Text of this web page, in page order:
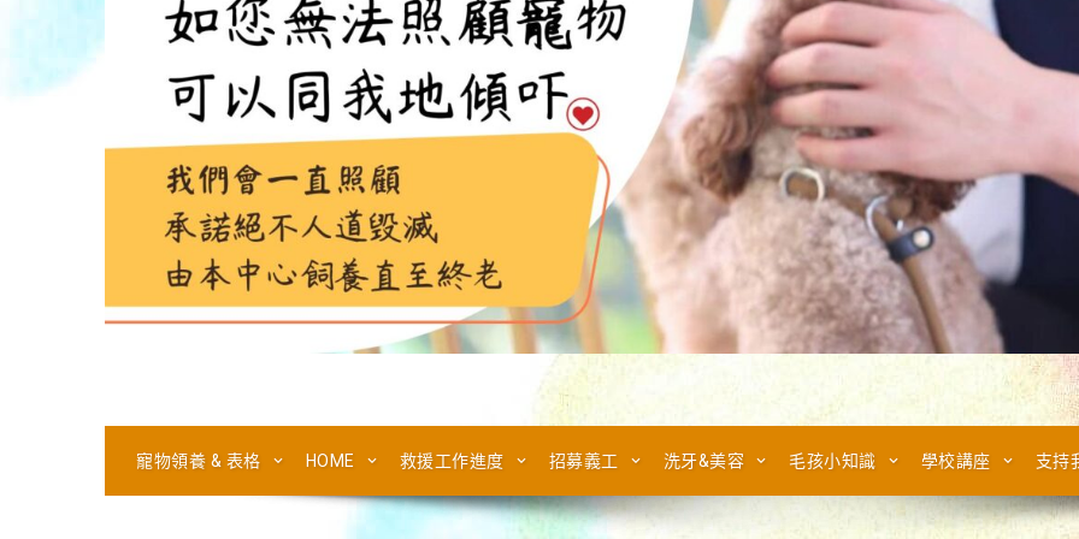
寵物領養 & 表格 HOME 救援工作進度 招募義工 洗牙&美容 毛孩小知識 學校講座 支持